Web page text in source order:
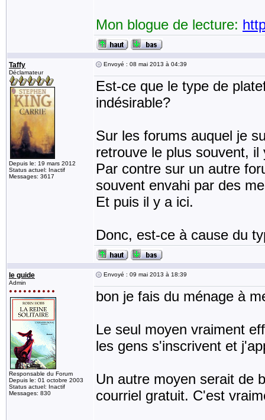
Mon blogue de lecture:
Taffy
Déclamateur
Depuis le: 19 mars 2012
Status actuel: Inactif
Messages: 3617
Envoyé : 08 mai 2013 à 04:39
Est-ce que le type de
indésirable?
Sur les forums auquel je
retrouve le plus souvent,
Par contre sur un autre
souvent envahi par des
Et puis il y a ici.
Donc, est-ce à cause du
le guide
Admin
Responsable du Forum
Depuis le: 01 octobre 2003
Status actuel: Inactif
Messages: 830
Envoyé : 09 mai 2013 à 18:39
bon je fais du ménage à
Le seul moyen vraiment
les gens s'inscrivent et
Un autre moyen serait de
courriel gratuit. C'est